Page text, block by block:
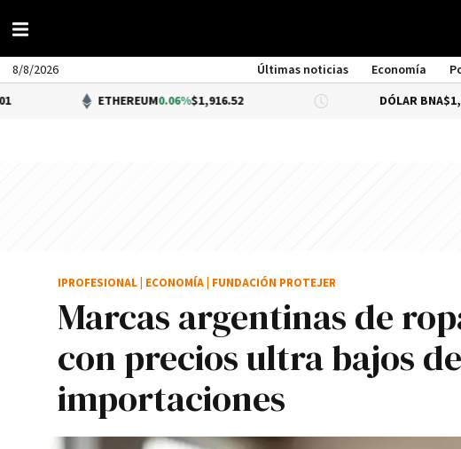
8/8/2026 Últimas noticias Economía
ETHEREUM0.06%$1,916.52 DÓLAR BNA $1,520.00
Marcas argentinas de
con precios ultra bajos
importaciones
IPROFESIONAL ECONOMÍA FUNDACIÓN PROTEJER